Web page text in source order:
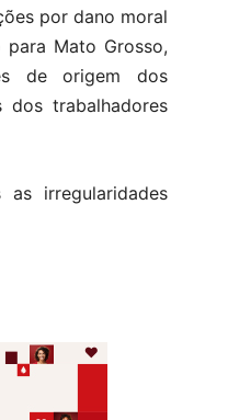
por dano moral
Mato Grosso,
de origem dos
dos trabalhadores
irregularidades